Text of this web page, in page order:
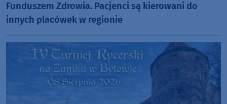
Funduszem Zdrowia. Pacjenci są kierowani do
innych placówek w regionie